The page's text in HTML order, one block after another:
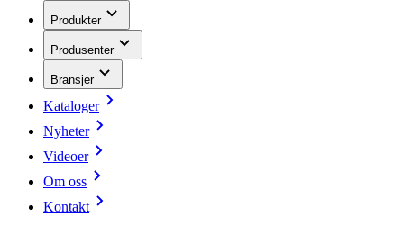
Produkter
Produsenter
Bransjer
Kataloger
Nyheter
Videoer
Om oss
Kontakt